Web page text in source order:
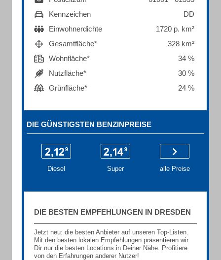
Kennzeichen
DD
Einwohnerdichte
1720 p. km²
Gesamtfläche*
328 km²
Wohnfläche*
34 %
Nutzfläche*
30 %
Grünfläche*
24 %
DIE GÜNSTIGSTEN BENZINPREISE
Diesel Super alle Preise
DIE BESTEN EMPFEHLUNGEN IN DRESDEN
Jetzt neu: die besten Anbieter auf unseren Top-Listen.
Mit den besten lokalen Empfehlungen präsentieren wir
Dir nur die besten Locations in Deiner Nähe. Profitiere
von den Erfahrungen anderer Nutzer!